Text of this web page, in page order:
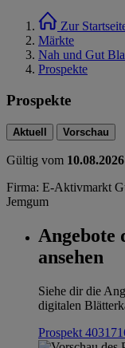
Zur
Märkte
Nah und Gut
Prospekte
Prospekte
Aktuell Vorschau
Gültig vom 10.08.2026
Firma: E-Aktivmarkt
Jemgum
Angebote
ansehen
Siehe dir die
digitalen
Prospekt